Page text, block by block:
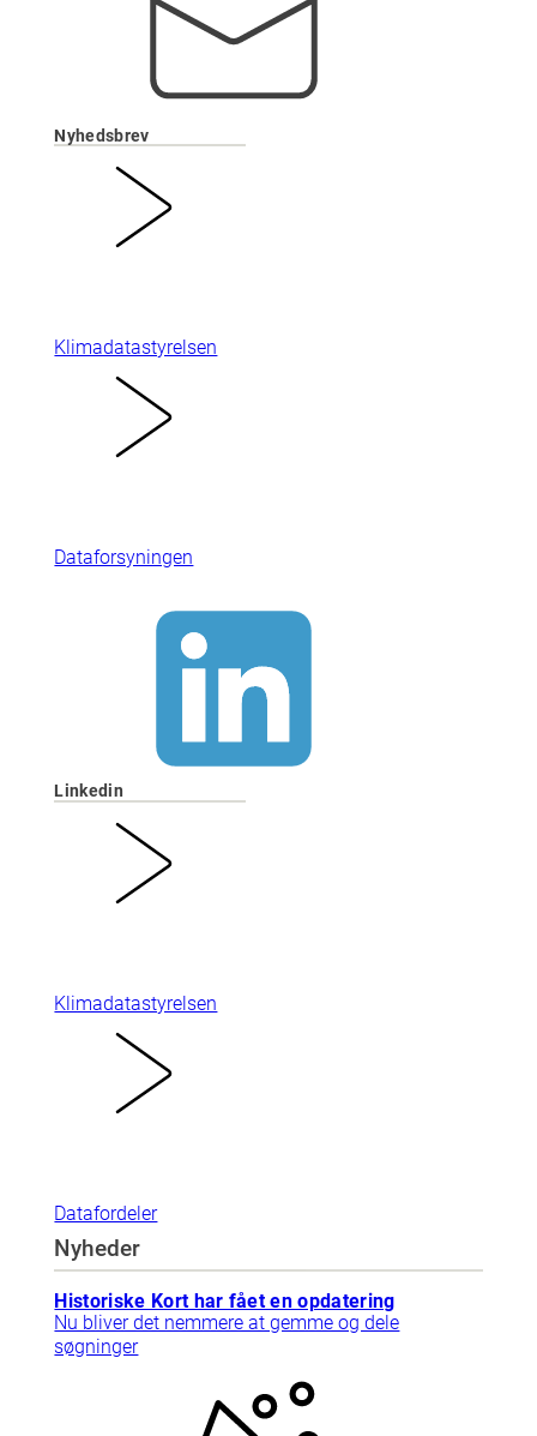
Nyhedsbrev
Klimadatastyrelsen
Dataforsyningen
Linkedin
Klimadatastyrelsen
Datafordeler
Nyheder
Historiske Kort har fået en opdatering
Nu bliver det nemmere at gemme og dele
søgninger